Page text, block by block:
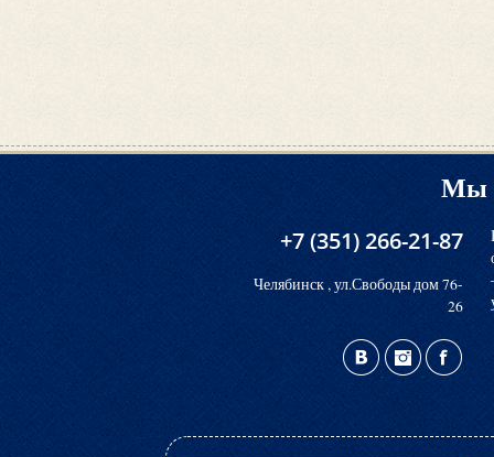
Мы
+7 (351) 266-21-87
Челябинск , ул.Свободы дом 76-
26